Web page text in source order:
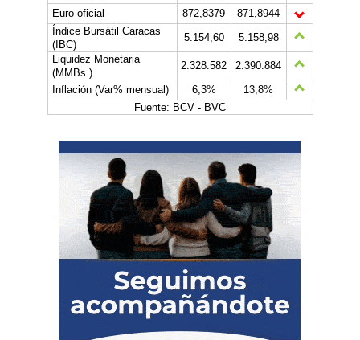
Euro oficial
872,8379
871,8944
Índice Bursátil Caracas
(IBC)
5.154,60
5.158,98
Liquidez Monetaria
(MMBs.)
2.328.582
2.390.884
Inflación (Var% mensual)
6,3%
13,8%
Fuente: BCV - BVC